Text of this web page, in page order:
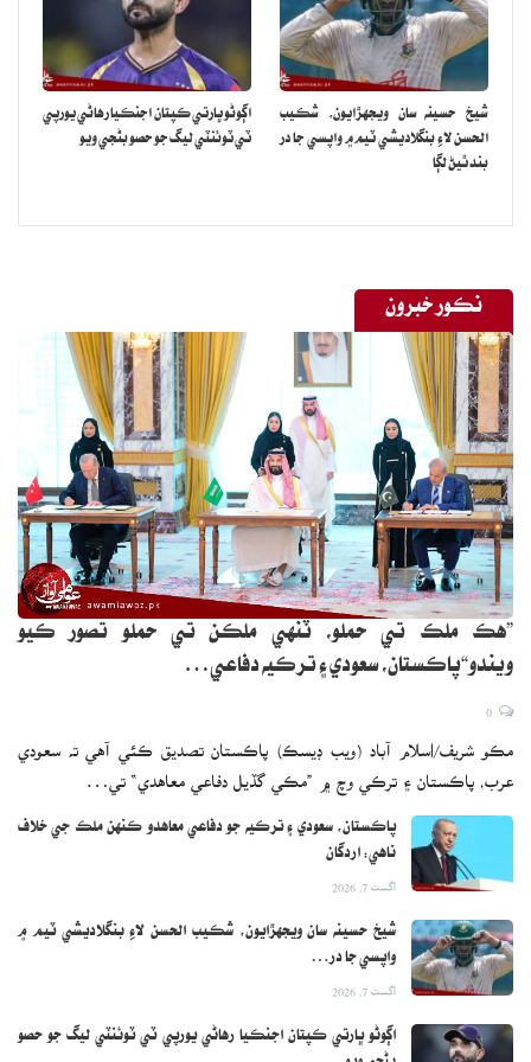
شيخ حسينه سان ويجهڙايون، شڪيب
الحسن لاءِ بنگلاديشي ٽيم ۾ واپسي جا در
بند ٿيڻ لڳا
اڳوڻو ڀارتي ڪپتان اجنڪيا رهاڻي يورپي
ٽي ٽوئنٽي ليگ جو حصو بڻجي ويو
نڪور خبرون
”هڪ ملڪ تي حملو، ٽنهي ملڪن تي حملو تصور ڪيو
ويندو“پاڪستان، سعودي ۽ ترڪيه دفاعي…
مڪو شريف/اسلام آباد (ويب ڊيسڪ) پاڪستان تصديق ڪئي آهي ته سعودي
عرب، پاڪستان ۽ ترڪي وچ ۾ ”مڪي گڏيل دفاعي معاهدي“ تي…
پاڪستان، سعودي ۽ ترڪيه جو دفاعي معاهدو ڪنهن ملڪ جي خلاف
ناهي: اردگان
اگست 7, 2026
شيخ حسينه سان ويجهڙايون، شڪيب الحسن لاءِ بنگلاديشي ٽيم ۾
واپسي جا در…
اگست 7, 2026
اڳوڻو ڀارتي ڪپتان اجنڪيا رهاڻي يورپي ٽي ٽوئنٽي ليگ جو حصو